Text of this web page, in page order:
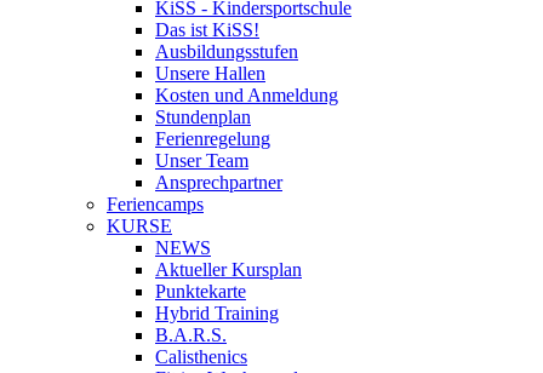
KiSS - Kindersportschule
Das ist KiSS!
Ausbildungsstufen
Unsere Hallen
Kosten und Anmeldung
Stundenplan
Ferienregelung
Unser Team
Ansprechpartner
Feriencamps
KURSE
NEWS
Aktueller Kursplan
Punktekarte
Hybrid Training
B.A.R.S.
Calisthenics